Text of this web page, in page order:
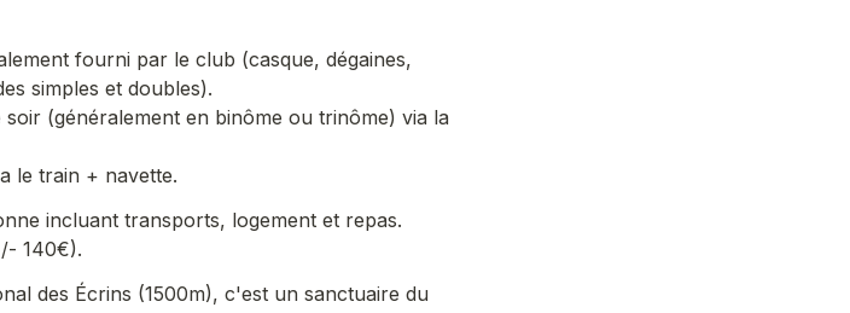
fourni par le club (casque, dégaines,
simples et doubles).
(généralement en binôme ou trinôme) via la
le train + navette.
incluant transports, logement et repas.
140€).
des Écrins (1500m), c'est un sanctuaire du